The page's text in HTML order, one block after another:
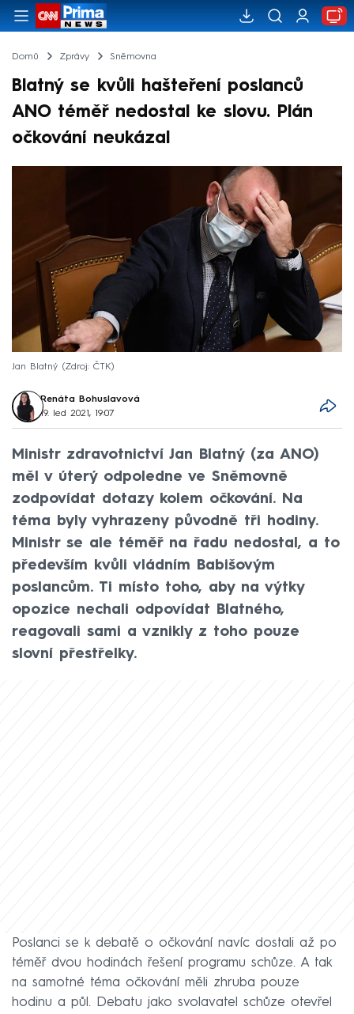
Domů Zprávy Sněmovna
Blatný se kvůli hašteření poslanců
ANO téměř nedostal ke slovu. Plán
očkování neukázal
Jan Blatný Zdroj: ČTK
Renáta Bohuslavová
19. led 2021, 19:07
Ministr zdravotnictví Jan Blatný (za ANO)
měl v úterý odpoledne ve Sněmovně
zodpovídat dotazy kolem očkování. Na
téma byly vyhrazeny původně tři hodiny.
Ministr se ale téměř na řadu nedostal, a to
především kvůli vládním Babišovým
poslancům. Ti místo toho, aby na výtky
opozice nechali odpovídat Blatného,
reagovali sami a vznikly z toho pouze
slovní přestřelky.
Poslanci se k debatě o očkování navíc dostali až po
téměř dvou hodinách řešení programu schůze. A tak
na samotné téma očkování měli zhruba pouze
hodinu a půl. Debatu jako svolavatel schůze otevřel